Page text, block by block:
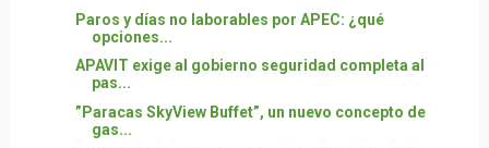
Paros y días no laborables por APEC: ¿qué
opciones...
APAVIT exige al gobierno seguridad completa al
pas...
”Paracas SkyView Buffet”, un nuevo concepto de
gas...